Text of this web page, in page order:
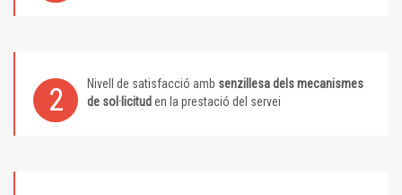
2 Nivell de satisfacció amb senzillesa dels mecanismes
de sol·licitud en la prestació del servei